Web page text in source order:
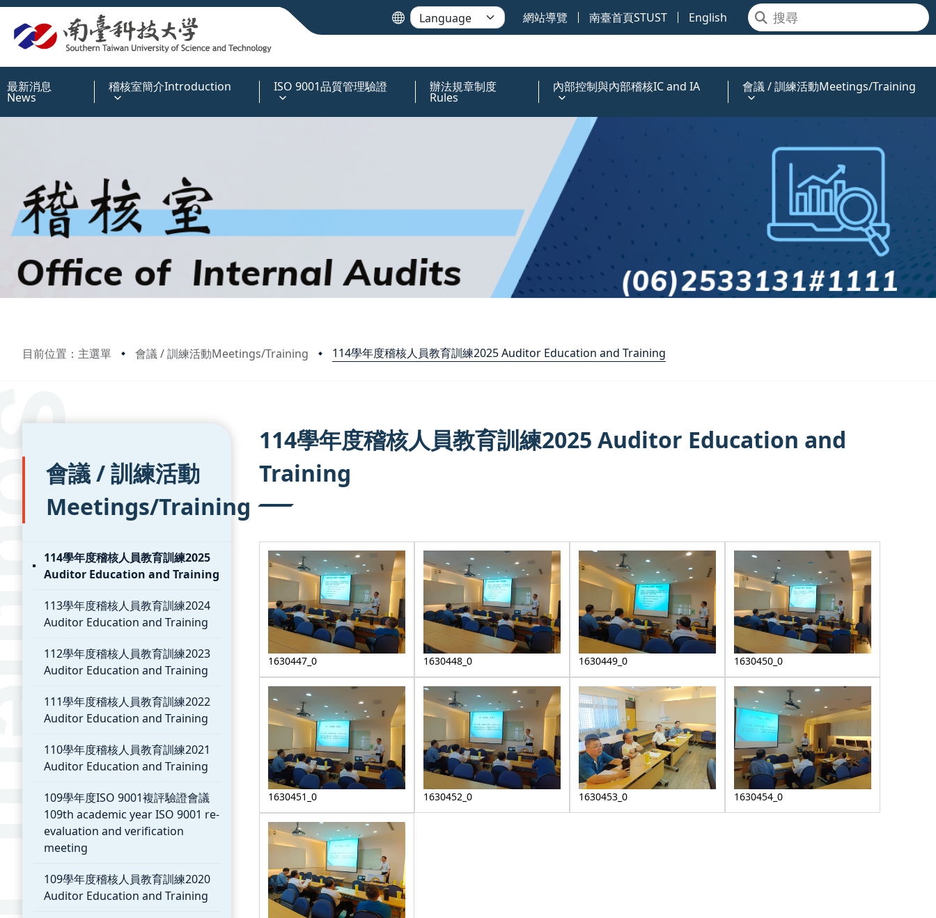
網站導覽 南臺首頁STUST English
最新消息
News
稽核室簡介Introduction ISO 9001品質管理驗證 辦法規章制度
Rules
內部控制與內部稽核IC and IA 會議 / 訓練活動Meetings/Training
目前位置：主選單 會議 / 訓練活動Meetings/Training 114學年度稽核人員教育訓練2025 Auditor Education and Training
:::
會議 / 訓練活動
Meetings/Training
114學年度稽核人員教育訓練2025
Auditor Education and Training
113學年度稽核人員教育訓練2024
Auditor Education and Training
112學年度稽核人員教育訓練2023
Auditor Education and Training
111學年度稽核人員教育訓練2022
Auditor Education and Training
110學年度稽核人員教育訓練2021
Auditor Education and Training
109學年度ISO 9001複評驗證會議
109th academic year ISO 9001 re-
evaluation and verification
meeting
109學年度稽核人員教育訓練2020
Auditor Education and Training
114學年度稽核人員教育訓練2025 Auditor Education and
Training
1630447_0 1630448_0 1630449_0 1630450_0
1630451_0 1630452_0 1630453_0 1630454_0